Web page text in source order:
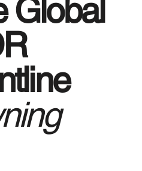
Mythos와 Fable로
의 국가 안보화
Global